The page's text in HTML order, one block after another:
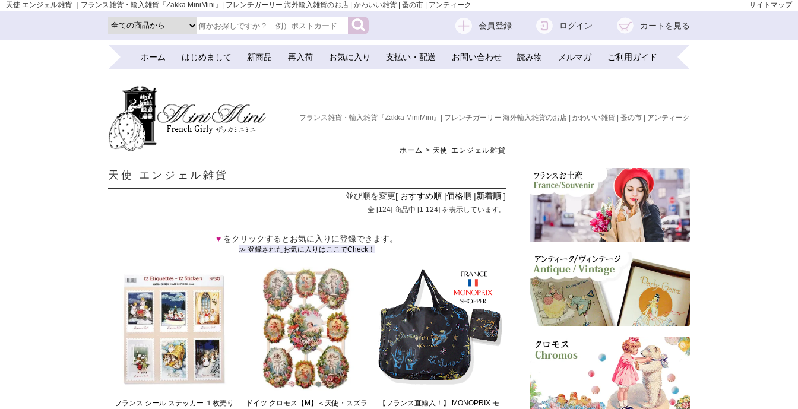
天使 エンジェル雑貨 ｜フランス雑貨・輸入雑貨『Zakka MiniMini』| フレンチガーリー 海外輸入雑貨のお店 | かわいい雑貨 | 蚤の市 | アンティーク サイトマップ
会員登録 ログイン カートを見る
ホーム はじめまして 新商品 再入荷 お気に入り 支払い・配送 お問い合わせ 読み物 メルマガ ご利用ガイド
フランス雑貨・輸入雑貨『Zakka MiniMini』| フレンチガーリー 海外輸入雑貨のお店 | かわいい雑貨 | 蚤の市 | アンティーク
ホーム > 天使 エンジェル雑貨
天使 エンジェル雑貨
並び順を変更[ おすすめ順 |価格順 |新着順 ]
全 [124] 商品中 [1-124] を表示しています。
♥ をクリックするとお気に入りに登録できます。
≫ 登録されたお気に入りはここでCheck！
フランス シール ステッカー １枚売り
ドイツ クロモス【M】＜天使・スズラ
【フランス直輸入！】 MONOPRIX モ